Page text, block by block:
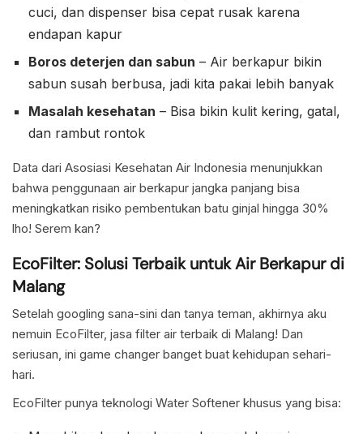
cuci, dan dispenser bisa cepat rusak karena
endapan kapur
Boros deterjen dan sabun – Air berkapur bikin
sabun susah berbusa, jadi kita pakai lebih banyak
Masalah kesehatan – Bisa bikin kulit kering, gatal,
dan rambut rontok
Data dari Asosiasi Kesehatan Air Indonesia menunjukkan
bahwa penggunaan air berkapur jangka panjang bisa
meningkatkan risiko pembentukan batu ginjal hingga 30%
lho! Serem kan?
EcoFilter: Solusi Terbaik untuk Air Berkapur di
Malang
Setelah googling sana-sini dan tanya teman, akhirnya aku
nemuin EcoFilter, jasa filter air terbaik di Malang! Dan
seriusan, ini game changer banget buat kehidupan sehari-
hari.
EcoFilter punya teknologi Water Softener khusus yang bisa: